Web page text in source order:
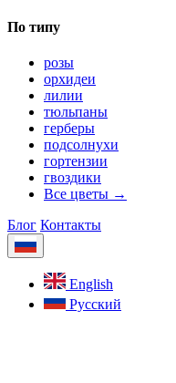
По типу
розы
орхидеи
лилии
тюльпаны
герберы
подсолнухи
гортензии
гвоздики
Все цветы →
Блог Контакты
English
Русский